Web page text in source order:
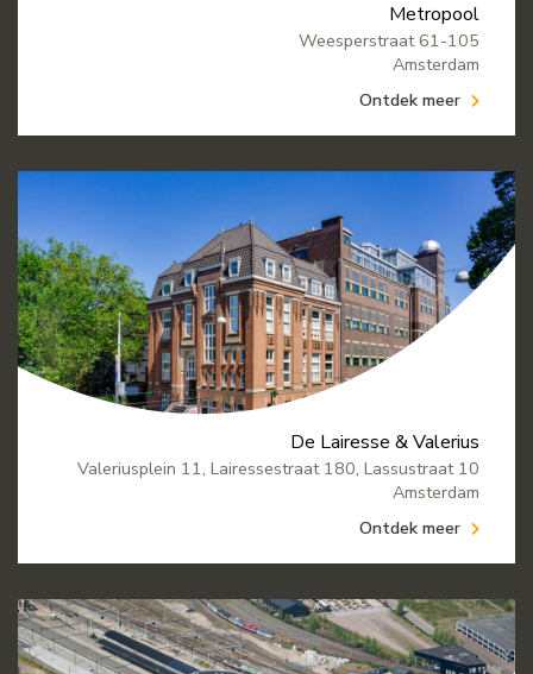
Metropool
Weesperstraat 61-105
Amsterdam
Ontdek meer
De Lairesse & Valerius
Valeriusplein 11, Lairessestraat 180, Lassustraat 10
Amsterdam
Ontdek meer